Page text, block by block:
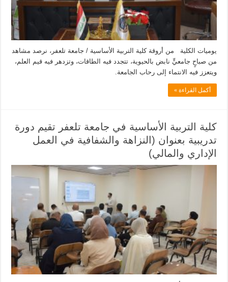
يوميات الكلية من أروقة كلية التربية الأساسية / جامعة تلعفر، نرصد مشاهد
من صباحٍ جامعيٍّ نابض بالحيوية، تتجدد فيه الطاقات، وتزدهر فيه قيم العلم،
ويتعزز فيه الانتماء إلى رحاب الجامعة.
أكمل القراءة »
كلية التربية الأساسية في جامعة تلعفر تقيم دورة
تدريبية بعنوان (النزاهة والشفافية في العمل
الإداري والمالي)